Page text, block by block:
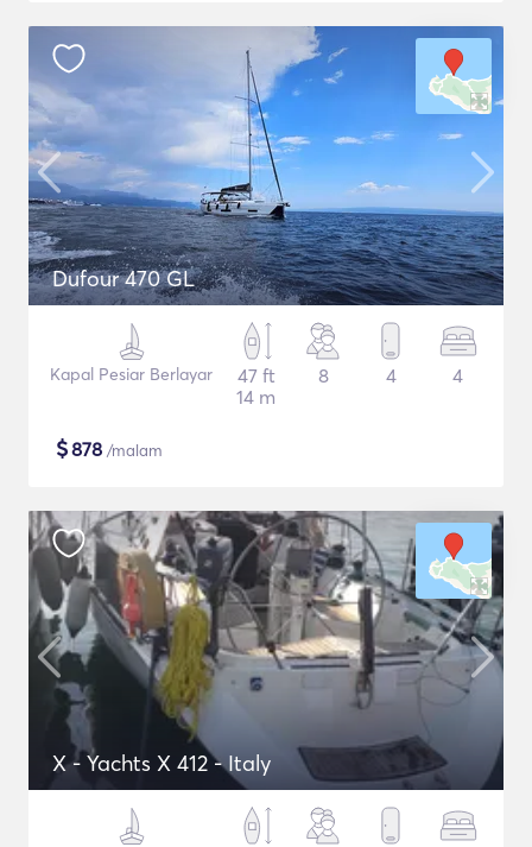
Dufour 470 GL
Kapal Pesiar Berlayar
47 ft
14 m
8 4 4
$878 /malam
X - Yachts X 412 - Italy